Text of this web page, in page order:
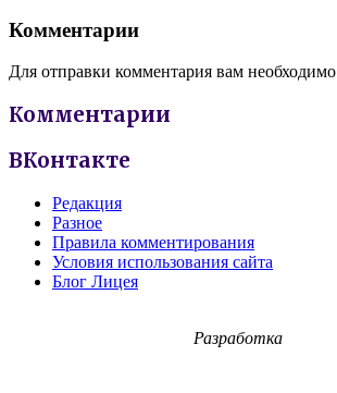
Комментарии
Для отправки комментария вам необходимо
Комментарии
ВКонтакте
Редакция
Разное
Правила комментирования
Условия использования сайта
Блог Лицея
Разработка